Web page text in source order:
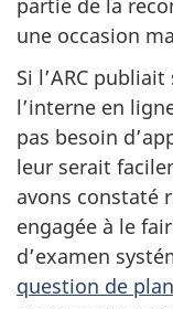
une occasion
Si l’ARC
l’interne en
pas besoin
leur serait
avons constaté
engagée à le
d’examen
question de